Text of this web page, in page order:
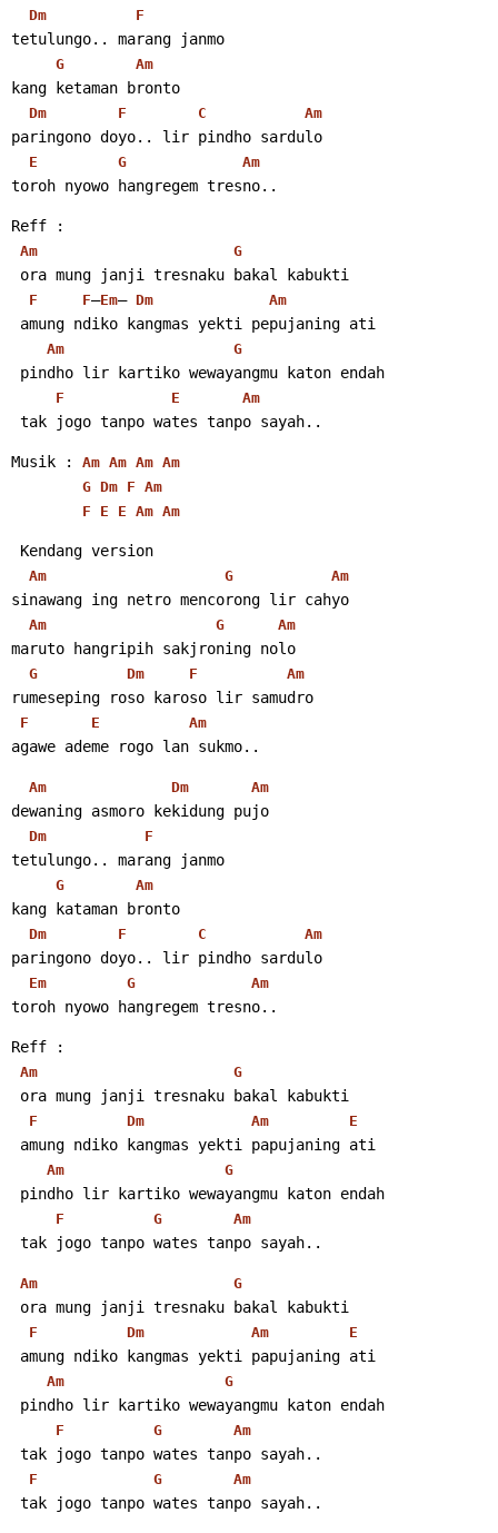
Dm F
tetulungo.. marang janmo
G Am
kang ketaman bronto
Dm F C Am
paringono doyo.. lir pindho sardulo
E G Am
toroh nyowo hangregem tresno..
Reff :
Am G
ora mung janji tresnaku bakal kabukti
F F–Em– Dm Am
amung ndiko kangmas yekti pepujaning ati
Am G
pindho lir kartiko wewayangmu katon endah
F E Am
tak jogo tanpo wates tanpo sayah..
Musik : Am Am Am Am
G Dm F Am
F
E E Am Am
Kendang version
Am G Am
sinawang ing netro mencorong lir cahyo
Am G Am
maruto hangripih sakjroning nolo
G Dm F Am
rumeseping roso karoso lir samudro
F E Am
agawe ademe rogo lan sukmo..
Am Dm Am
dewaning asmoro kekidung pujo
Dm F
tetulungo.. marang janmo
G Am
kang kataman bronto
Dm F C Am
paringono doyo.. lir pindho sardulo
Em G Am
toroh nyowo hangregem tresno..
Reff :
Am G
ora mung janji tresnaku bakal kabukti
F Dm Am E
amung ndiko kangmas yekti papujaning ati
Am G
pindho lir kartiko wewayangmu katon endah
F G Am
tak jogo tanpo wates tanpo sayah..
Am G
ora mung janji tresnaku bakal kabukti
F Dm Am E
amung ndiko kangmas yekti papujaning ati
Am G
pindho lir kartiko wewayangmu katon endah
F G Am
tak jogo tanpo wates tanpo sayah..
F G Am
tak jogo tanpo wates tanpo sayah..